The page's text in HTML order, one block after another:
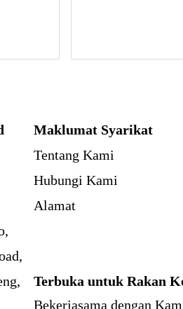
Maklumat Syarikat
Tentang Kami
Hubungi Kami
Alamat
Terbuka untuk Rakan
Bekerjasama dengan